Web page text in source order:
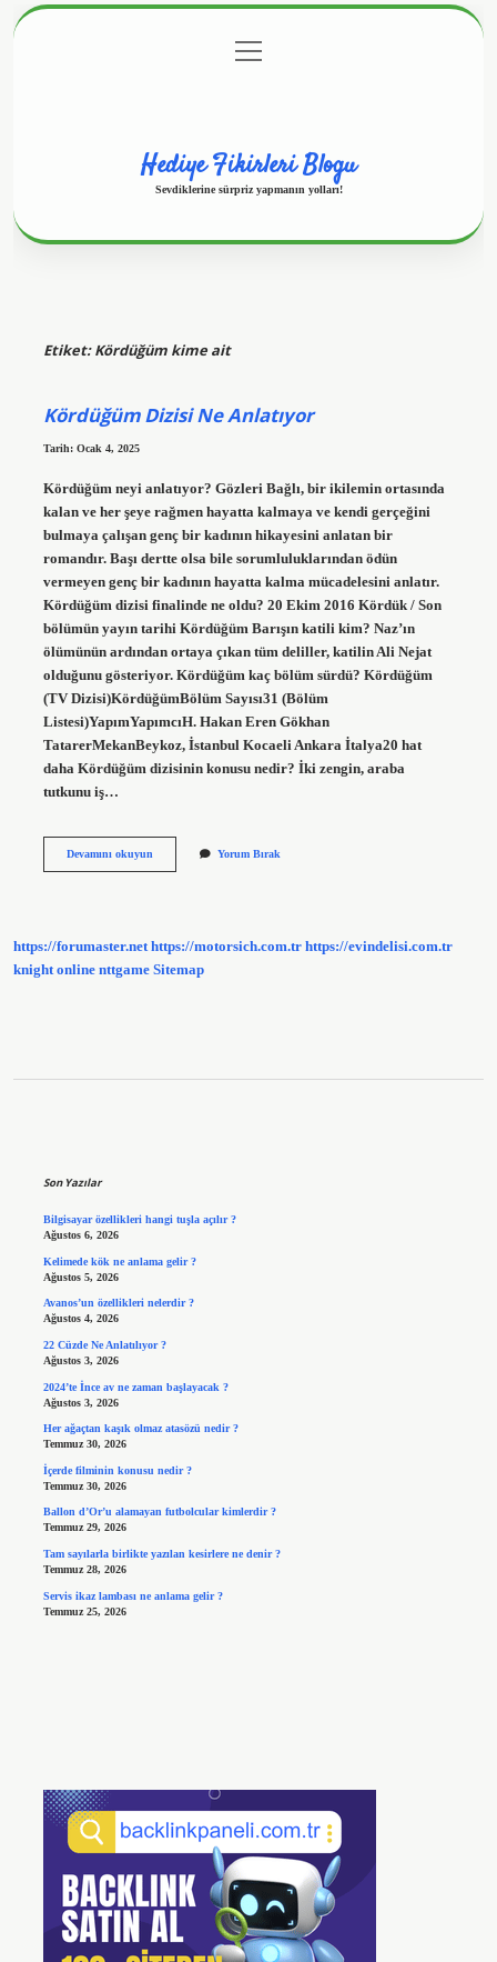
Gizlilik Politikası
menüyü
aç
Hediye Fikirleri Blogu
Sevdiklerine sürpriz yapmanın yolları!
Etiket:Kördüğüm kime ait
Kördüğüm Dizisi Ne Anlatıyor
Tarih: Ocak 4, 2025
Kördüğüm neyi anlatıyor? Gözleri Bağlı, bir ikilemin ortasında
kalan ve her şeye rağmen hayatta kalmaya ve kendi gerçeğini
bulmaya çalışan genç bir kadının hikayesini anlatan bir
romandır. Başı dertte olsa bile sorumluluklarından ödün
vermeyen genç bir kadının hayatta kalma mücadelesini anlatır.
Kördüğüm dizisi finalinde ne oldu? 20 Ekim 2016 Kördük / Son
bölümün yayın tarihi Kördüğüm Barışın katili kim? Naz’ın
ölümünün ardından ortaya çıkan tüm deliller, katilin Ali Nejat
olduğunu gösteriyor. Kördüğüm kaç bölüm sürdü? Kördüğüm
(TV Dizisi)KördüğümBölüm Sayısı31 (Bölüm
Listesi)YapımYapımcıH. Hakan Eren Gökhan
TatarerMekanBeykoz, İstanbul Kocaeli Ankara İtalya20 hat
daha Kördüğüm dizisinin konusu nedir? İki zengin, araba
tutkunu iş…
Devamını okuyunKördüğüm
Yorum Bırak
https://forumaster.net https://motorsich.com.tr https://evindelisi.com.tr
knight online nttgame Sitemap
Son Yazılar
Bilgisayar özellikleri hangi tuşla açılır ?
Ağustos 6, 2026
Kelimede kök ne anlama gelir ?
Ağustos 5, 2026
Avanos’un özellikleri nelerdir ?
Ağustos 4, 2026
22 Cüzde Ne Anlatılıyor ?
Ağustos 3, 2026
2024’te İnce av ne zaman başlayacak ?
Ağustos 3, 2026
Her ağaçtan kaşık olmaz atasözü nedir ?
Temmuz 30, 2026
İçerde filminin konusu nedir ?
Temmuz 30, 2026
Ballon d’Or’u alamayan futbolcular kimlerdir ?
Temmuz 29, 2026
Tam sayılarla birlikte yazılan kesirlere ne denir ?
Temmuz 28, 2026
Servis ikaz lambası ne anlama gelir ?
Temmuz 25, 2026